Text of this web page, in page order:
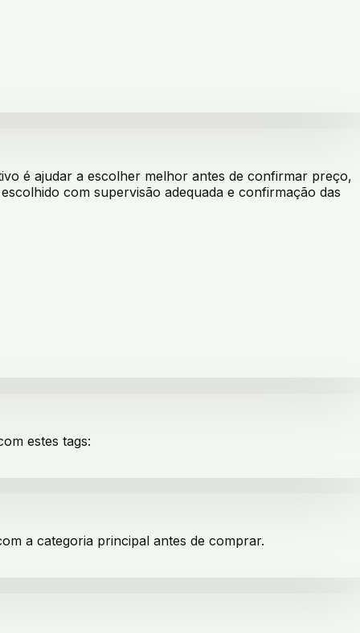
é ajudar a escolher melhor antes de confirmar preço,
com supervisão adequada e confirmação das
estes tags:
a categoria principal antes de comprar.